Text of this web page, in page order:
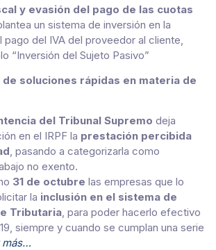
y evasión del pago de las cuotas
un sistema de inversión en la
pago del IVA del proveedor al cliente,
“Inversión del Sujeto Pasivo”
soluciones rápidas en materia de
del Tribunal Supremo deja
en el IRPF la prestación percibida
, pasando a categorizarla como
no exento.
31 de octubre las empresas que lo
la inclusión en el sistema de
Tributaria, para poder hacerlo efectivo
siempre y cuando se cumplan una serie
más…